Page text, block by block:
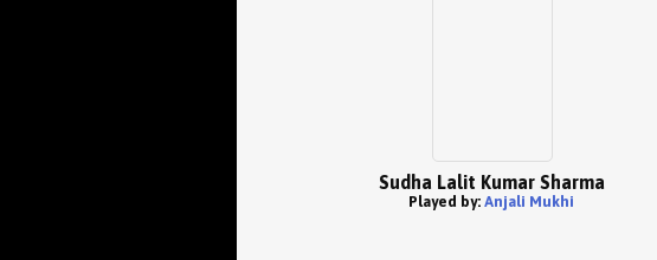
Sudha Lalit Kumar Sharma
Played by: Anjali Mukhi